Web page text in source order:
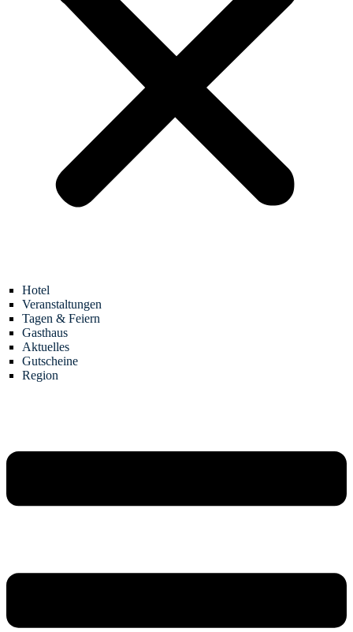
Hotel
Veranstaltungen
Tagen & Feiern
Gasthaus
Aktuelles
Gutscheine
Region